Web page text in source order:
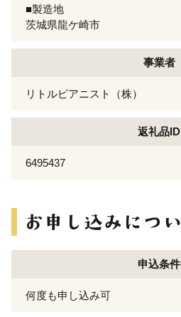
■製造地
茨城県龍ケ崎市
事業者
リトルピアニスト（株）
返礼品ID
6495437
申込条件
何度も申し込み可